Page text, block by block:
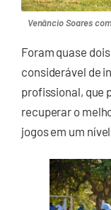
Venâncio Soares
Foram quase
considerável de
profissional, que
recuperar o
jogos em um